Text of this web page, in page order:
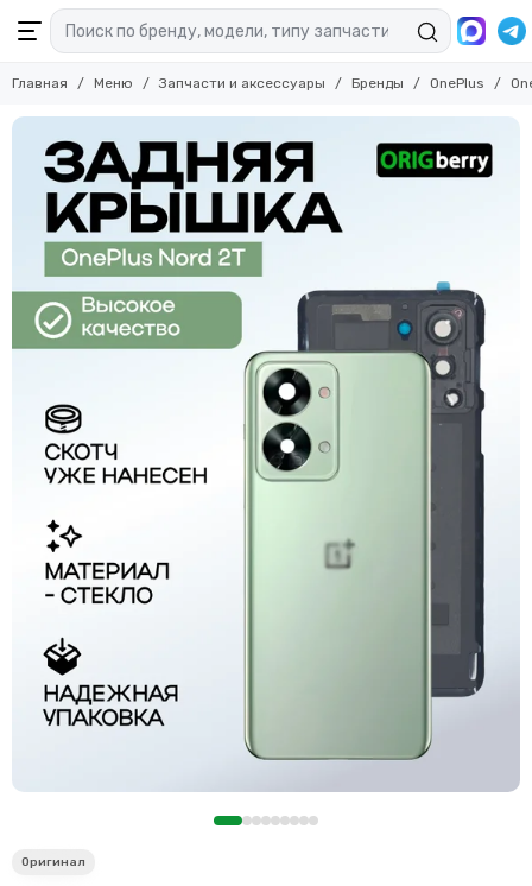
Главная Меню Запчасти и аксессуары Бренды OnePlus